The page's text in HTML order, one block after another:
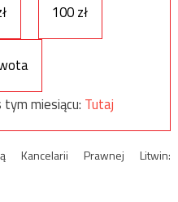
100 zł
miesiącu: Tutaj
Kancelarii Prawnej Litwin: